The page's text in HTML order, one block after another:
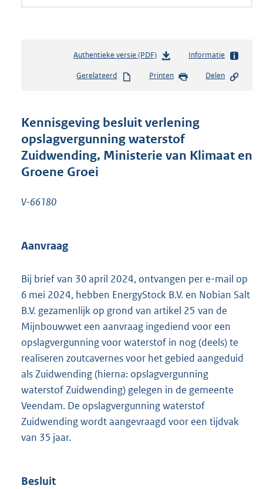
Authentieke versie (PDF)b
s
d
s
g
9
b
Informatie
Gerelateerd Printen Delen
Kennisgeving besluit verlening
opslagvergunning waterstof
Zuidwending, Ministerie van Klimaat en
Groene Groei
V-66180
Aanvraag
Bij brief van 30 april 2024, ontvangen per e-mail op
6 mei 2024, hebben EnergyStock B.V. en Nobian Salt
B.V. gezamenlijk op grond van artikel 25 van de
Mijnbouwwet een aanvraag ingediend voor een
opslagvergunning voor waterstof in nog (deels) te
realiseren zoutcavernes voor het gebied aangeduid
als Zuidwending (hierna: opslagvergunning
waterstof Zuidwending) gelegen in de gemeente
Veendam. De opslagvergunning waterstof
Zuidwending wordt aangevraagd voor een tijdvak
van 35 jaar.
Besluit